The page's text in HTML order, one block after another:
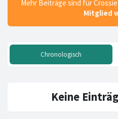
Mehr Beiträge sind für
Mitglied
Chronologisch
Keine